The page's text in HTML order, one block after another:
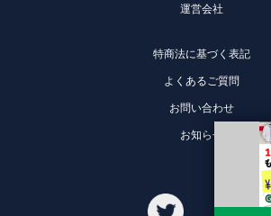
運営会社
特商法に基づく表記
よくあるご質問
お問い合わせ
お知らせ